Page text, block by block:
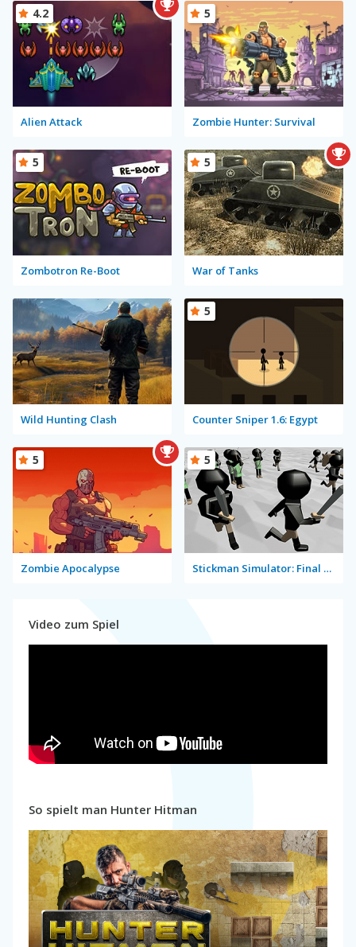
Alien Attack
4.2
Zombie Hunter: Survival
5
Zombotron Re-Boot
5
War of Tanks
5
Wild Hunting Clash Counter Sniper 1.6: Egypt
5
Zombie Apocalypse
5
Stickman Simulator: Final Battle
5
Video zum Spiel
So spielt man Hunter Hitman